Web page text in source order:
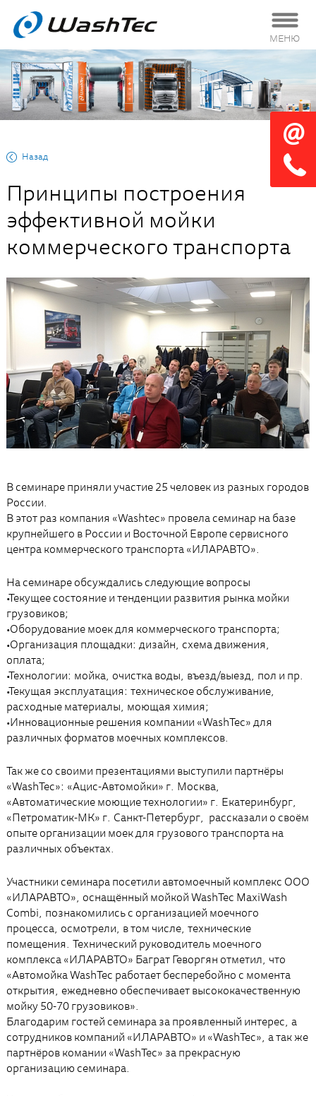
МЕНЮ
Назад
Принципы построения
эффективной мойки
коммерческого транспорта
В семинаре приняли участие 25 человек из разных городов
России.
В этот раз компания «Washtec» провела семинар на базе
крупнейшего в России и Восточной Европе сервисного
центра коммерческого транспорта «ИЛАРАВТО».
На семинаре обсуждались следующие вопросы
•Текущее состояние и тенденции развития рынка мойки
грузовиков;
•Оборудование моек для коммерческого транспорта;
•Организация площадки: дизайн, схема движения,
оплата;
•Технологии: мойка, очистка воды, въезд/выезд, пол и пр.
•Текущая эксплуатация: техническое обслуживание,
расходные материалы, моющая химия;
•Инновационные решения компании «WashTec» для
различных форматов моечных комплексов.
Так же со своими презентациями выступили партнёры
«WashTec»: «Ацис-Автомойки» г. Москва,
«Автоматические моющие технологии» г. Екатеринбург,
«Петроматик-МК» г. Санкт-Петербург, рассказали о своём
опыте организации моек для грузового транспорта на
различных объектах.
Участники семинара посетили автомоечный комплекс ООО
«ИЛАРАВТО», оснащённый мойкой WashTec MaxiWash
Combi, познакомились с организацией моечного
процесса, осмотрели, в том числе, технические
помещения. Технический руководитель моечного
комплекса «ИЛАРАВТО» Баграт Геворгян отметил, что
«Автомойка WashTec работает бесперебойно с момента
открытия, ежедневно обеспечивает высококачественную
мойку 50-70 грузовиков».
Благодарим гостей семинара за проявленный интерес, а
сотрудников компаний «ИЛАРАВТО» и «WashTec», а так же
партнёров комании «WashTec» за прекрасную
организацию семинара.